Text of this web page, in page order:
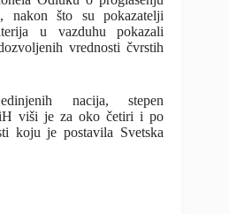
nakon što su pokazatelji
u vazduhu pokazali
vrednosti čvrstih
nacija, stepen
viši je za oko četiri i po
koju je postavila Svetska